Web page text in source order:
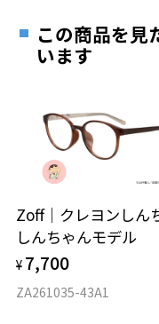
お持ちのZoff
仕上がり寸法
D 仕上がりの横幅：約
安心1 フレーム
きます。
※保証期間内に交換
延長されません。
安心2 視力測定
視力の変化を早
力測定をおすす
安心3 かかり
ご希望のお客さまは、
最寄りのZoff実店舗に
※サングラスやパッケ
談ください。
＜メガネの度数情報がわ
オンラインストアでフ
実店舗で度付きにできま
ご購入時に「レンズ交
度数を測定のうえ、度
この商品を見
います
Zoff｜クレヨンしん
しんちゃんモデル
¥ 7,700
ZA261035-43A1